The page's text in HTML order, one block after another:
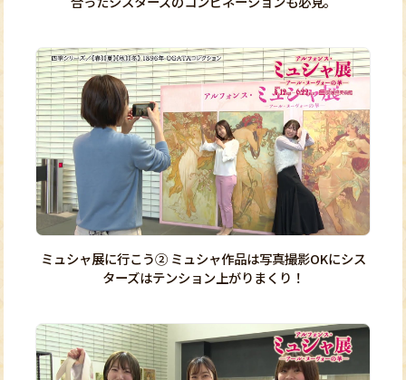
ミュシャ展に行こう② ミュシャ作品は写真撮影OKにシス
ターズはテンション上がりまくり！